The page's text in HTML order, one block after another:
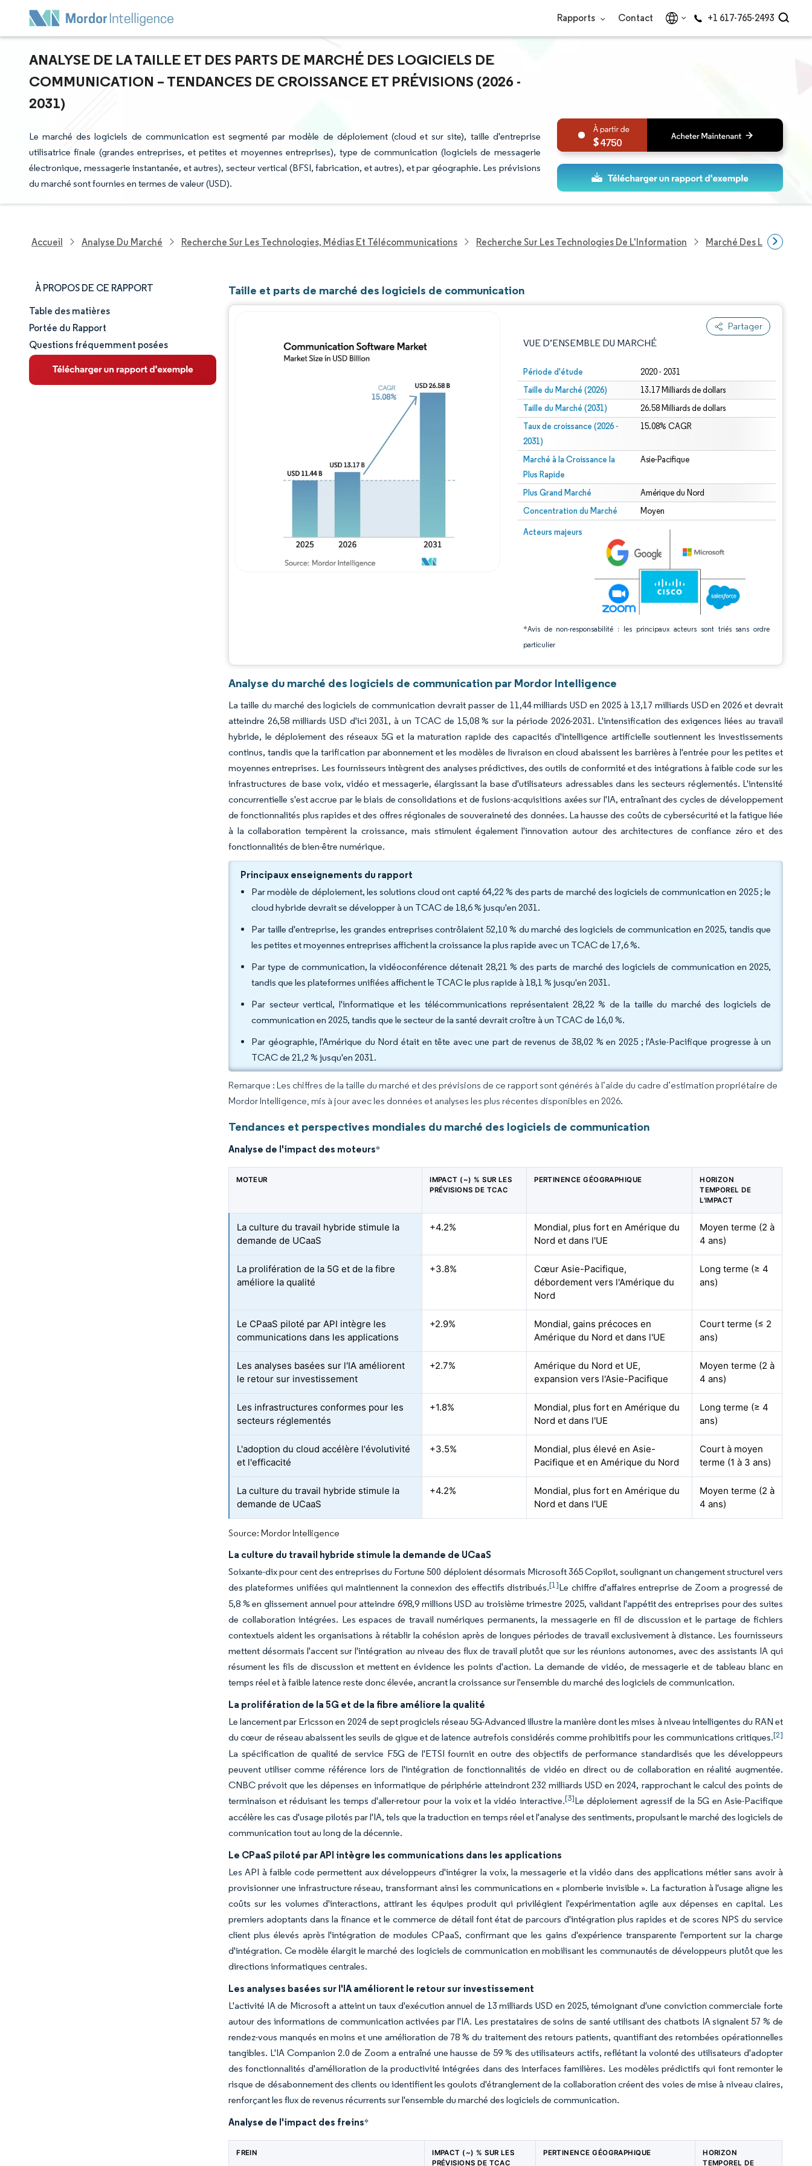
Rapports Contact +1 617-765-2493
ANALYSE DE LA TAILLE ET DES PARTS DE MARCHÉ DES LOGICIELS DE
COMMUNICATION – TENDANCES DE CROISSANCE ET PRÉVISIONS (2026 -
2031)
Le marché des logiciels de communication est segmenté par modèle de déploiement (cloud et sur site), taille d'entreprise
utilisatrice finale (grandes entreprises, et petites et moyennes entreprises), type de communication (logiciels de messagerie
électronique, messagerie instantanée, et autres), secteur vertical (BFSI, fabrication, et autres), et par géographie. Les prévisions
du marché sont fournies en termes de valeur (USD).
4750
Accueil Analyse Du Marché Recherche Sur Les Technologies, Médias Et Télécommunications Recherche Sur Les Technologies De L'Information Marché Des Logiciels
À PROPOS DE CE RAPPORT
Taille et part de marché
Analyse du marché
Tendances et perspectives
Table des matières
Portée du Rapport
Questions fréquemment posées
Taille et parts de marché des logiciels de communication
Partager
VUE D’ENSEMBLE DU MARCHÉ
Période d'étude 2020 - 2031
Taille du Marché (2026) 13.17 Milliards de dollars
Taille du Marché (2031) 26.58 Milliards de dollars
Taux de croissance (2026 -
2031)
15.08% CAGR
Marché à la Croissance la
Plus Rapide
Asie-Pacifique
Plus Grand Marché Amérique du Nord
Concentration du Marché Moyen
Acteurs majeurs
*Avis de non-responsabilité : les principaux acteurs sont triés sans ordre
particulier
Image © Mordor Intelligence. La réutilisation nécessite une attribution sous CC BY 4.0.
Image © Mordor Intelligence. La réutilisation nécessite une attribution sous CC BY 4.0.
Analyse du marché des logiciels de communication par Mordor Intelligence
La taille du marché des logiciels de communication devrait passer de 11,44 milliards USD en 2025 à 13,17 milliards USD en 2026 et devrait
atteindre 26,58 milliards USD d'ici 2031, à un TCAC de 15,08 % sur la période 2026-2031. L'intensification des exigences liées au travail
hybride, le déploiement des réseaux 5G et la maturation rapide des capacités d'intelligence artificielle soutiennent les investissements
continus, tandis que la tarification par abonnement et les modèles de livraison en cloud abaissent les barrières à l'entrée pour les petites et
moyennes entreprises. Les fournisseurs intègrent des analyses prédictives, des outils de conformité et des intégrations à faible code sur les
infrastructures de base voix, vidéo et messagerie, élargissant la base d'utilisateurs adressables dans les secteurs réglementés. L'intensité
concurrentielle s'est accrue par le biais de consolidations et de fusions-acquisitions axées sur l'IA, entraînant des cycles de développement
de fonctionnalités plus rapides et des offres régionales de souveraineté des données. La hausse des coûts de cybersécurité et la fatigue liée
à la collaboration tempèrent la croissance, mais stimulent également l'innovation autour des architectures de confiance zéro et des
fonctionnalités de bien-être numérique.
Principaux enseignements du rapport
Par modèle de déploiement, les solutions cloud ont capté 64,22 % des parts de marché des logiciels de communication en 2025 ; le
cloud hybride devrait se développer à un TCAC de 18,6 % jusqu'en 2031.
Par taille d'entreprise, les grandes entreprises contrôlaient 52,10 % du marché des logiciels de communication en 2025, tandis que
les petites et moyennes entreprises affichent la croissance la plus rapide avec un TCAC de 17,6 %.
Par type de communication, la vidéoconférence détenait 28,21 % des parts de marché des logiciels de communication en 2025,
tandis que les plateformes unifiées affichent le TCAC le plus rapide à 18,1 % jusqu'en 2031.
Par secteur vertical, l'informatique et les télécommunications représentaient 28,22 % de la taille du marché des logiciels de
communication en 2025, tandis que le secteur de la santé devrait croître à un TCAC de 16,0 %.
Par géographie, l'Amérique du Nord était en tête avec une part de revenus de 38,02 % en 2025 ; l'Asie-Pacifique progresse à un
TCAC de 21,2 % jusqu'en 2031.
Remarque : Les chiffres de la taille du marché et des prévisions de ce rapport sont générés à l’aide du cadre d’estimation propriétaire de
Mordor Intelligence, mis à jour avec les données et analyses les plus récentes disponibles en 2026.
Tendances et perspectives mondiales du marché des logiciels de communication
Analyse de l'impact des moteurs*
MOTEUR
IMPACT (~) % SUR LES
PRÉVISIONS DE TCAC
PERTINENCE GÉOGRAPHIQUE
HORIZON
TEMPOREL DE
L'IMPACT
La culture du travail hybride stimule la
demande de UCaaS
+4.2%
Mondial, plus fort en Amérique du
Nord et dans l'UE
Moyen terme (2 à
4 ans)
La prolifération de la 5G et de la fibre
améliore la qualité
+3.8%
Cœur Asie-Pacifique,
débordement vers l'Amérique du
Nord
Long terme (≥ 4
ans)
Le CPaaS piloté par API intègre les
communications dans les applications
+2.9%
Mondial, gains précoces en
Amérique du Nord et dans l'UE
Court terme (≤ 2
ans)
Les analyses basées sur l'IA améliorent
le retour sur investissement
+2.7%
Amérique du Nord et UE,
expansion vers l'Asie-Pacifique
Moyen terme (2 à
4 ans)
Les infrastructures conformes pour les
secteurs réglementés
+1.8%
Mondial, plus fort en Amérique du
Nord et dans l'UE
Long terme (≥ 4
ans)
L'adoption du cloud accélère l'évolutivité
et l'efficacité
+3.5%
Mondial, plus élevé en Asie-
Pacifique et en Amérique du Nord
Court à moyen
terme (1 à 3 ans)
La culture du travail hybride stimule la
demande de UCaaS
+4.2%
Mondial, plus fort en Amérique du
Nord et dans l'UE
Moyen terme (2 à
4 ans)
Source: Mordor Intelligence
La culture du travail hybride stimule la demande de UCaaS
Soixante-dix pour cent des entreprises du Fortune 500 déploient désormais Microsoft 365 Copilot, soulignant un changement structurel vers
des plateformes unifiées qui maintiennent la connexion des effectifs distribués.[1]Le chiffre d'affaires entreprise de Zoom a progressé de
5,8 % en glissement annuel pour atteindre 698,9 millions USD au troisième trimestre 2025, validant l'appétit des entreprises pour des suites
de collaboration intégrées. Les espaces de travail numériques permanents, la messagerie en fil de discussion et le partage de fichiers
contextuels aident les organisations à rétablir la cohésion après de longues périodes de travail exclusivement à distance. Les fournisseurs
mettent désormais l'accent sur l'intégration au niveau des flux de travail plutôt que sur les réunions autonomes, avec des assistants IA qui
résument les fils de discussion et mettent en évidence les points d'action. La demande de vidéo, de messagerie et de tableau blanc en
temps réel et à faible latence reste donc élevée, ancrant la croissance sur l'ensemble du marché des logiciels de communication.
La prolifération de la 5G et de la fibre améliore la qualité
Le lancement par Ericsson en 2024 de sept progiciels réseau 5G-Advanced illustre la manière dont les mises à niveau intelligentes du RAN et
du cœur de réseau abaissent les seuils de gigue et de latence autrefois considérés comme prohibitifs pour les communications critiques.[2]
La spécification de qualité de service F5G de l'ETSI fournit en outre des objectifs de performance standardisés que les développeurs
peuvent utiliser comme référence lors de l'intégration de fonctionnalités de vidéo en direct ou de collaboration en réalité augmentée.
CNBC prévoit que les dépenses en informatique de périphérie atteindront 232 milliards USD en 2024, rapprochant le calcul des points de
terminaison et réduisant les temps d'aller-retour pour la voix et la vidéo interactive.[3]Le déploiement agressif de la 5G en Asie-Pacifique
accélère les cas d'usage pilotés par l'IA, tels que la traduction en temps réel et l'analyse des sentiments, propulsant le marché des logiciels de
communication tout au long de la décennie.
Le CPaaS piloté par API intègre les communications dans les applications
Les API à faible code permettent aux développeurs d'intégrer la voix, la messagerie et la vidéo dans des applications métier sans avoir à
provisionner une infrastructure réseau, transformant ainsi les communications en « plomberie invisible ». La facturation à l'usage aligne les
coûts sur les volumes d'interactions, attirant les équipes produit qui privilégient l'expérimentation agile aux dépenses en capital. Les
premiers adoptants dans la finance et le commerce de détail font état de parcours d'intégration plus rapides et de scores NPS du service
client plus élevés après l'intégration de modules CPaaS, confirmant que les gains d'expérience transparente l'emportent sur la charge
d'intégration. Ce modèle élargit le marché des logiciels de communication en mobilisant les communautés de développeurs plutôt que les
directions informatiques centrales.
Les analyses basées sur l'IA améliorent le retour sur investissement
L'activité IA de Microsoft a atteint un taux d'exécution annuel de 13 milliards USD en 2025, témoignant d'une conviction commerciale forte
autour des informations de communication activées par l'IA. Les prestataires de soins de santé utilisant des chatbots IA signalent 57 % de
rendez-vous manqués en moins et une amélioration de 78 % du traitement des retours patients, quantifiant des retombées opérationnelles
tangibles. L'IA Companion 2.0 de Zoom a entraîné une hausse de 59 % des utilisateurs actifs, reflétant la volonté des utilisateurs d'adopter
des fonctionnalités d'amélioration de la productivité intégrées dans des interfaces familières. Les modèles prédictifs qui font remonter le
risque de désabonnement des clients ou identifient les goulots d'étranglement de la collaboration créent des voies de mise à niveau claires,
renforçant les flux de revenus récurrents sur l'ensemble du marché des logiciels de communication.
Analyse de l'impact des freins*
FREIN
IMPACT (~) % SUR LES
PRÉVISIONS DE TCAC
PERTINENCE GÉOGRAPHIQUE
HORIZON
TEMPOREL DE